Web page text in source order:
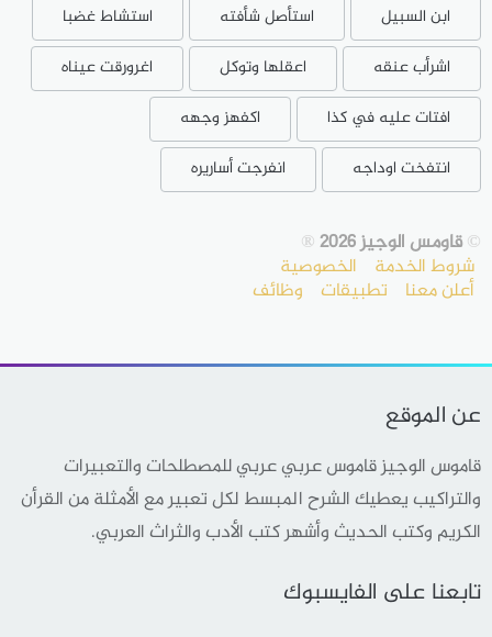
ابن السبيل استأصل شأفته
استشاط غضبا
اشرأب عنقه
اعقلها وتوكل
اغرورقت عيناه
افتات عليه في كذا
اكفهز وجهه
انتفخت اوداجه
انفرجت أساريره
©قاومس الوجيز 2026 ®
شروط الخدمة الخصوصية
أعلن معنا تطبيقات وظائف
عن الموقع
قاموس الوجيز قاموس عربي عربي للمصطلحات والتعبيرات
والتراكيب يعطيك الشرح المبسط لكل تعبير مع الأمثلة من القرأن
الكريم وكتب الحديث وأشهر كتب الأدب والثراث العربي.
تابعنا على الفايسبوك